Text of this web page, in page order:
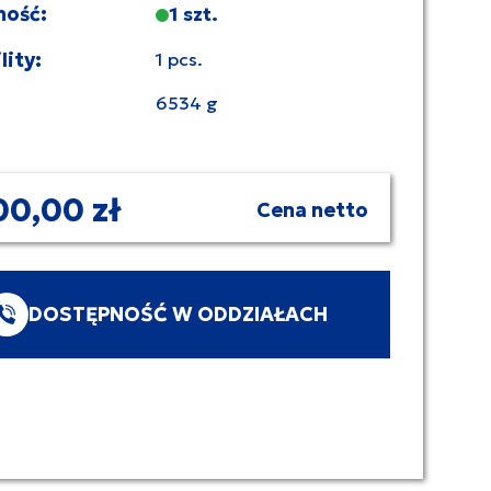
1 szt.
1 pcs.
6534 g
zł Cena netto
DOSTĘPNOŚĆ W ODDZIAŁACH